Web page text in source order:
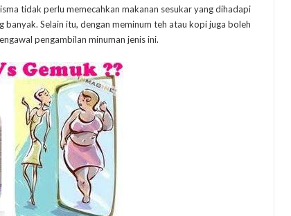
tidak perlu memecahkan makanan sesukar yang dihadapi
banyak. Selain itu, dengan meminum teh atau kopi juga boleh
pengambilan minuman jenis ini.